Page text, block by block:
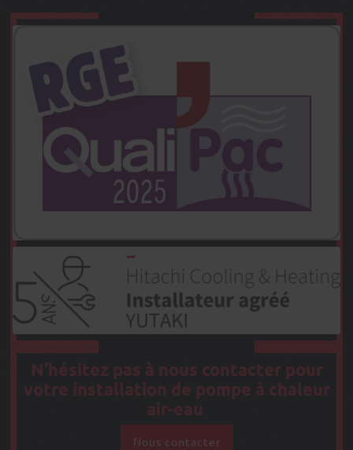
N’hésitez pas à nous contacterpour
votre installation de pompe à chaleur
air-eau
Nous contacter